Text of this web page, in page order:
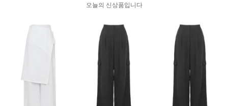
오늘의 신상품입니다